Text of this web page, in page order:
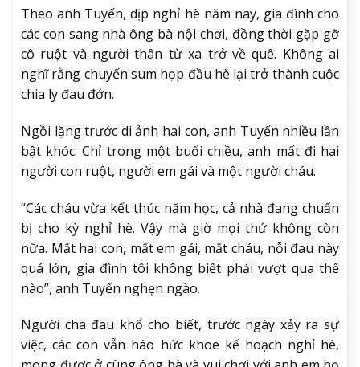
Theo anh Tuyến, dịp nghỉ hè năm nay, gia đình cho
các con sang nhà ông bà nội chơi, đồng thời gặp gỡ
cô ruột và người thân từ xa trở về quê. Không ai
nghĩ rằng chuyến sum họp đầu hè lại trở thành cuộc
chia ly đau đớn.
Ngồi lặng trước di ảnh hai con, anh Tuyến nhiều lần
bật khóc. Chỉ trong một buổi chiều, anh mất đi hai
người con ruột, người em gái và một người cháu.
“Các cháu vừa kết thúc năm học, cả nhà đang chuẩn
bị cho kỳ nghỉ hè. Vậy mà giờ mọi thứ không còn
nữa. Mất hai con, mất em gái, mất cháu, nỗi đau này
quá lớn, gia đình tôi không biết phải vượt qua thế
nào”, anh Tuyến nghẹn ngào.
Người cha đau khổ cho biết, trước ngày xảy ra sự
việc, các con vẫn háo hức khoe kế hoạch nghỉ hè,